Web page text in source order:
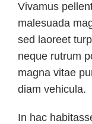
Vivamus
malesuada
sed laoreet
neque rutrum
magna vitae
diam vehicula.
In hac